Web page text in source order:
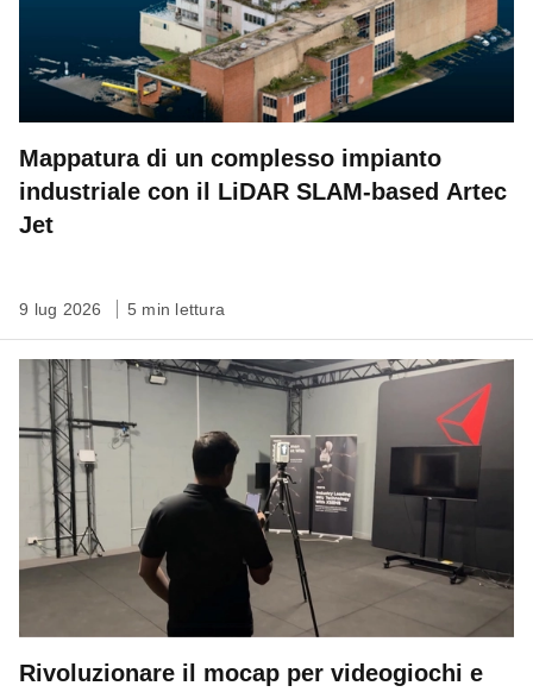
Mappatura di un complesso impianto
industriale con il LiDAR SLAM-based Artec
Jet
9 lug 2026 5 min lettura
Rivoluzionare il mocap per videogiochi e